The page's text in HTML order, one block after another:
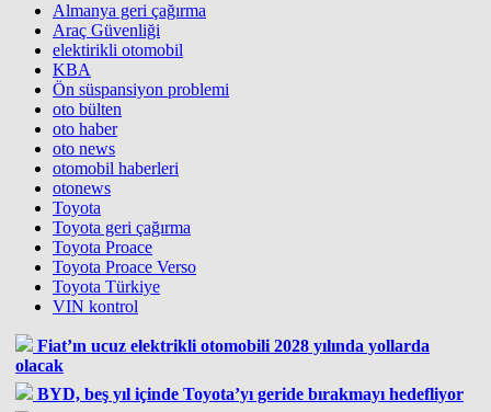
Almanya geri çağırma
Araç Güvenliği
elektirikli otomobil
KBA
Ön süspansiyon problemi
oto bülten
oto haber
oto news
otomobil haberleri
otonews
Toyota
Toyota geri çağırma
Toyota Proace
Toyota Proace Verso
Toyota Türkiye
VIN kontrol
Fiat’ın ucuz elektrikli otomobili 2028 yılında yollarda
olacak
BYD, beş yıl içinde Toyota’yı geride bırakmayı hedefliyor